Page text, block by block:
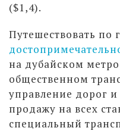
($1,4).
Путешествовать по
на дубайском
общественном
управление дорог и
продажу на всех
специальный